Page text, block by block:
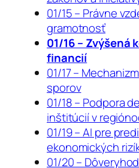
01/15 – Právne
gramotnosť
01/16 – Zvýšená
financií
01/17 –
sporov
01/18 – Podpora
inštitúcií v
01/19 – AI pre
ekonomických
01/20 –